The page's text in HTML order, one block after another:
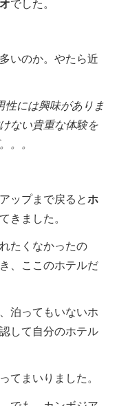
いのか。やたら近
性には興味がありま
ない貴重な体験を
。。
ップまで戻るとホ
きました。
たくなかったの
、ここのホテルだ
泊ってもいないホ
して自分のホテル
てまいりました。